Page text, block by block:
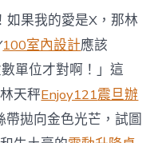
商
場
投
資
防
御
價
值
如果我的愛是X，那林
100室內設計應該
單位才對啊！」這
天秤Enjoy121震旦辦
帶拋向金色光芒，試圖